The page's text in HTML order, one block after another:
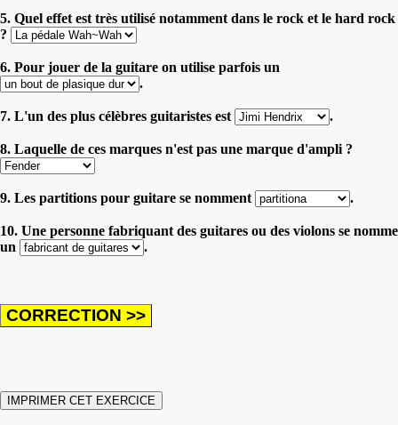
5. Quel effet est très utilisé notamment dans le rock et le hard rock
?
6. Pour jouer de la guitare on utilise parfois un
.
7. L'un des plus célèbres guitaristes est .
8. Laquelle de ces marques n'est pas une marque d'ampli ?
9. Les partitions pour guitare se nomment .
10. Une personne fabriquant des guitares ou des violons se nomme
un
.